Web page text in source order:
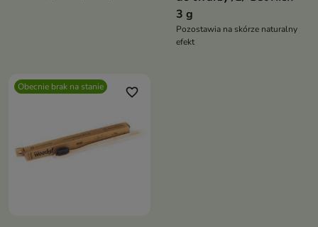
3 g
Pozostawia na skórze naturalny
efekt
Obecnie brak na stanie favorite_border